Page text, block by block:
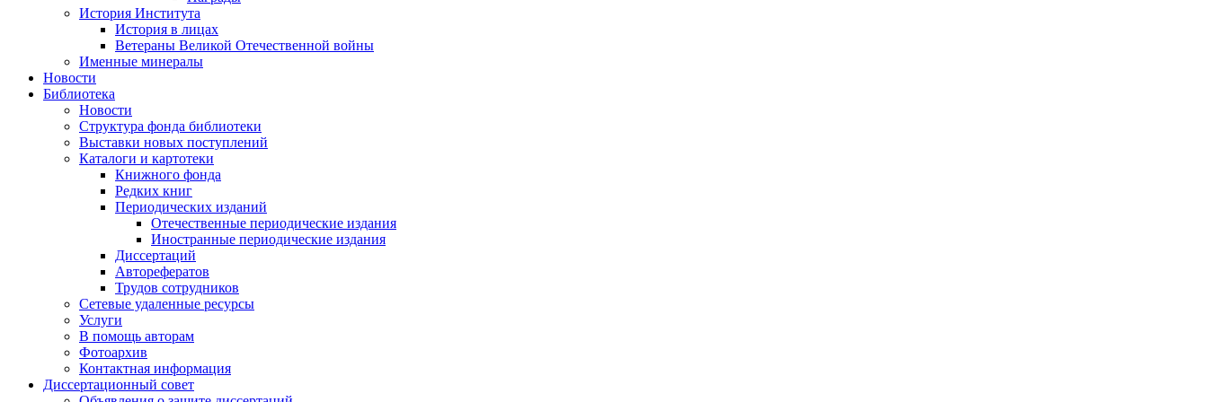
История Института
История в лицах
Ветераны Великой Отечественной войны
Именные минералы
Новости
Библиотека
Новости
Структура фонда библиотеки
Выставки новых поступлений
Каталоги и картотеки
Книжного фонда
Редких книг
Периодических изданий
Отечественные периодические издания
Иностранные периодические издания
Диссертаций
Авторефератов
Трудов сотрудников
Сетевые удаленные ресурсы
Услуги
В помощь авторам
Фотоархив
Контактная информация
Диссертационный совет